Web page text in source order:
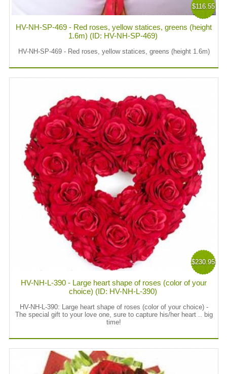
$116.55
HV-NH-SP-469 - Red roses, yellow statices, greens (height
1.6m) (ID: HV-NH-SP-469)
HV-NH-SP-469 - Red roses, yellow statices, greens (height 1.6m)
$230.95
HV-NH-L-390 - Large heart shape of roses (color of your
choice) (ID: HV-NH-L-390)
HV-NH-L-390:
Large heart shape of roses (color of your choice) -
The special gift to your love one, sure to capture his/her heart .. big
time!